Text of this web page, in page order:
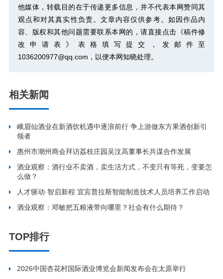
他媒体，转载目的在于传递更多信息，并不代表本网赞同其
观点和对其真实性负责。文章内容仅供参考。如因作品内
容、版权和其他问题需要联系本网的，请直接点击 《稿件修
改申请表》 表格填写提交，发邮件至
1036200977@qq.com，以便本网知晓处理。
相关新闻
峨眉仙酒业在新酒饮机遇中逐浪前行 争上游做东方果酒创新引
领者
惠州市潮州商会拜访荔枝庄园吴汶高董事长共谋合作发展
酒业观察：酒行业不卖酒，卖生活方式，不变只有等死，变要怎
么做？
人才驱动·智启新程 宜宾普拉斯智能制造技术人员培养工作启动
酒业观察：邓敏把五粮液带向哪里？社会有什么期待？
TOP排行
2026中国杏花村国际酒业博览会新闻发布会在太原举行